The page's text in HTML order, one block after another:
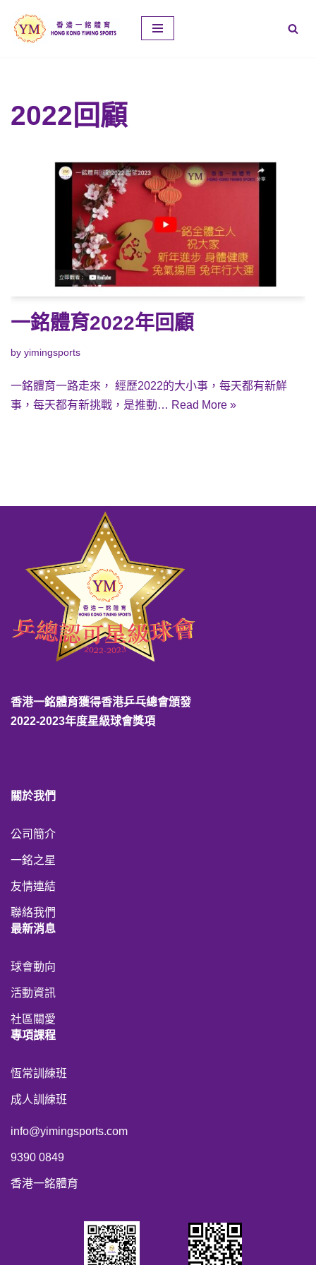
Skip
2022回顧
一銘體育2022年回顧
by yimingsports
一銘體育一路走來， 經歷2022的大小事，每天都有新鮮
事，每天都有新挑戰，是推動… Read More »
香港一銘體育獲得香港乒乓總會頒發
2022-2023年度星級球會獎項
關於我們
公司簡介
一銘之星
友情連結
聯絡我們
最新消息
球會動向
活動資訊
社區關愛
專項課程
恆常訓練班
成人訓練班
info@yimingsports.com
9390 0849
香港一銘體育